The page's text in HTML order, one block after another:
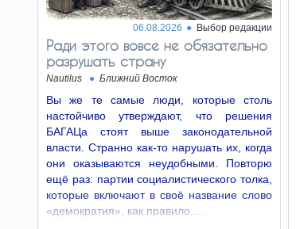
06.08.2026 Выбор редакции
Ради этого вовсе не обязательно
разрушать страну
Nautilus Ближний Восток
Вы же те самые люди, которые столь
настойчиво утверждают, что решения
БАГАЦа стоят выше законодательной
власти. Странно как-то нарушать их, когда
они оказываются неудобными. Повторю
ещё раз: партии социалистического толка,
которые включают в своё название слово
«демократия», как правило,…